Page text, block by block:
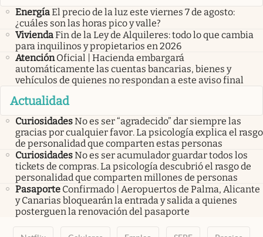
EnergíaEl precio de la luz este viernes 7 de agosto:
¿cuáles son las horas pico y valle?
ViviendaFin de la Ley de Alquileres: todo lo que cambia
para inquilinos y propietarios en 2026
Atención Oficial | Hacienda embargará
automáticamente las cuentas bancarias, bienes y
vehículos de quienes no respondan a este aviso final
Actualidad
CuriosidadesNo es ser “agradecido” dar siempre las
gracias por cualquier favor. La psicología explica el rasgo
de personalidad que comparten estas personas
CuriosidadesNo es ser acumulador guardar todos los
tickets de compras. La psicología descubrió el rasgo de
personalidad que comparten millones de personas
Pasaporte Confirmado | Aeropuertos de Palma, Alicante
y Canarias bloquearán la entrada y salida a quienes
posterguen la renovación del pasaporte